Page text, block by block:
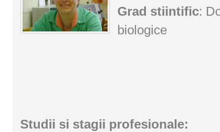
Grad stiintific:
biologice
Studii si stagii profesionale: